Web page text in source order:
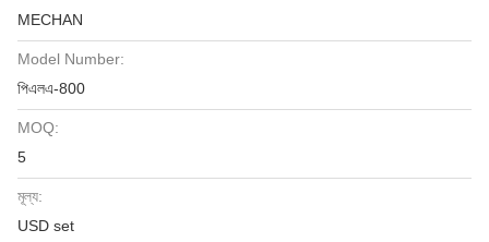
MECHAN
Model Number:
পিএলএ-800
MOQ:
5
মূল্য:
USD set